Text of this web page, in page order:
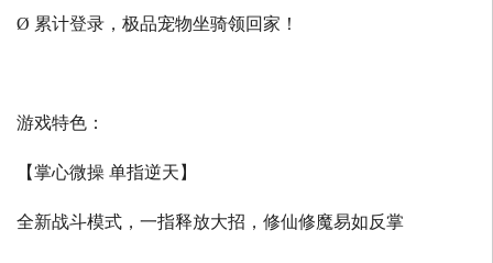
Ø 累计登录，极品宠物坐骑领回家！
游戏特色：
【掌心微操 单指逆天】
全新战斗模式，一指释放大招，修仙修魔易如反掌